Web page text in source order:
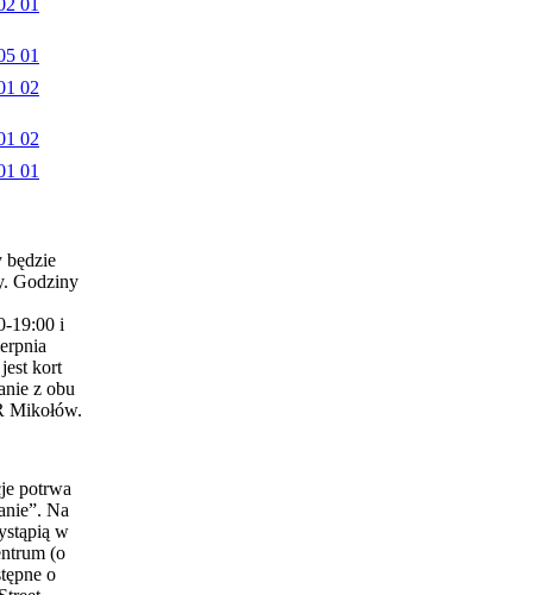
będzie
Godziny
19:00 i
kort
z obu
Mikołów.
potrwa
Na
w
(o
o